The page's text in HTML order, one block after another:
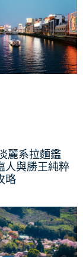
麗系拉麵鑑
人與勝王純粹
略